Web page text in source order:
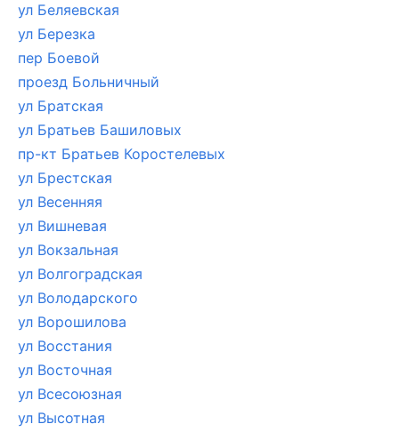
ул Беляевская
ул Березка
пер Боевой
проезд Больничный
ул Братская
ул Братьев Башиловых
пр-кт Братьев Коростелевых
ул Брестская
ул Весенняя
ул Вишневая
ул Вокзальная
ул Волгоградская
ул Володарского
ул Ворошилова
ул Восстания
ул Восточная
ул Всесоюзная
ул Высотная